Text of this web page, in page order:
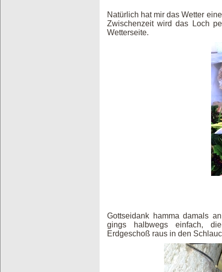
Natürlich hat mir das Wetter
Zwischenzeit wird das Loch
Wetterseite.
Gottseidank hamma damals
gings halbwegs einfach,
Erdgeschoß raus in den